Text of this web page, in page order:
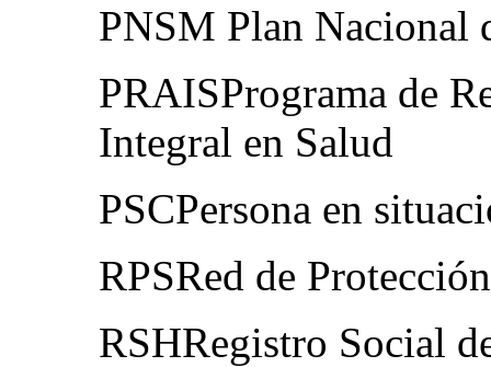
PNSM Plan Nacional
PRAISPrograma de
Integral en Salud
PSCPersona en
RPSRed de
RSHRegistro Social